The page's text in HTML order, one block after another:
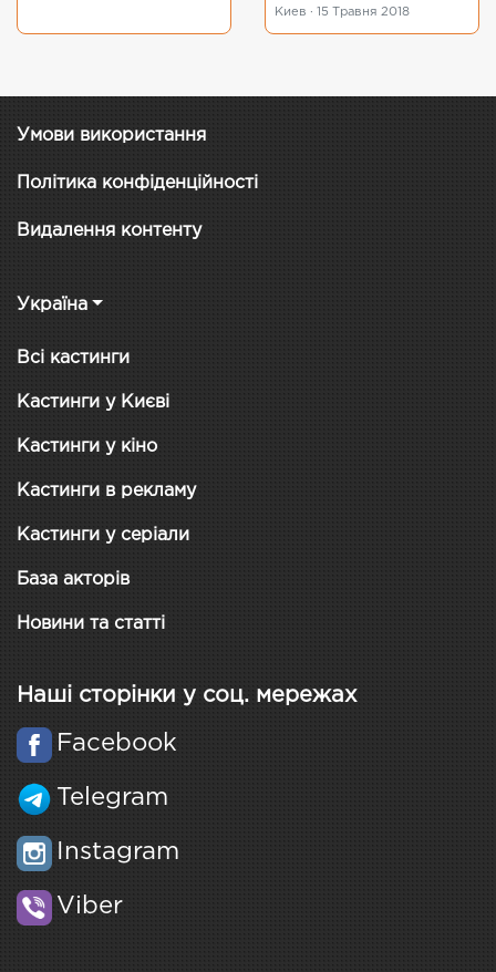
Киев · 15 Травня 2018
Умови використання
Політика конфіденційності
Видалення контенту
Україна
Всі кастинги
Кастинги у Києві
Кастинги у кіно
Кастинги в рекламу
Кастинги у серіали
База акторів
Новини та статті
Наші сторінки у соц. мережах
Facebook
Telegram
Instagram
Viber